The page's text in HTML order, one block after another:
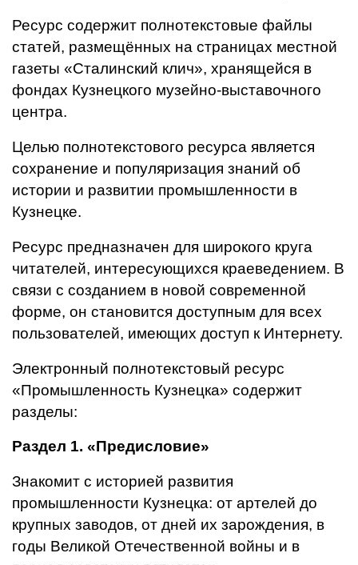
Ресурс содержит полнотекстовые файлы
статей, размещённых на страницах местной
газеты «Сталинский клич», хранящейся в
фондах Кузнецкого музейно-выставочного
центра.
Целью полнотекстового ресурса является
сохранение и популяризация знаний об
истории и развитии промышленности в
Кузнецке.
Ресурс предназначен для широкого круга
читателей, интересующихся краеведением. В
связи с созданием в новой современной
форме, он становится доступным для всех
пользователей, имеющих доступ к Интернету.
Электронный полнотекстовый ресурс
«Промышленность Кузнецка» содержит
разделы:
Раздел 1. «Предисловие»
Знакомит с историей развития
промышленности Кузнецка: от артелей до
крупных заводов, от дней их зарождения, в
годы Великой Отечественной войны и в